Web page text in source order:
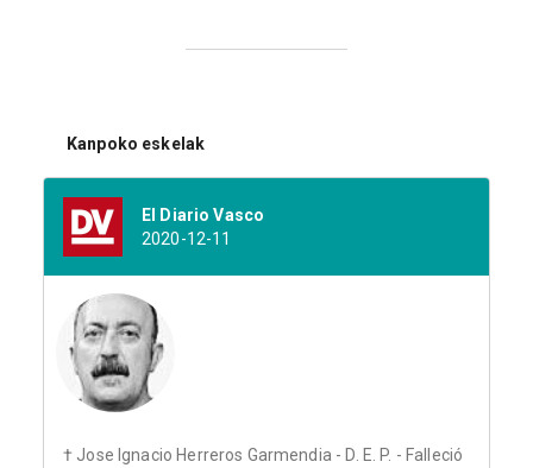
Kanpoko eskelak
El Diario Vasco
2020-12-11
† Jose Ignacio Herreros Garmendia - D. E. P. - Falleció